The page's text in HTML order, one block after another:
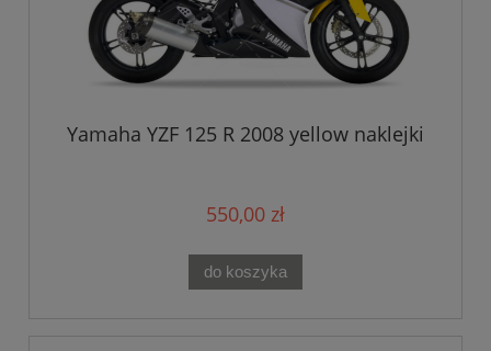
Yamaha YZF 125 R 2008 yellow naklejki
550,00 zł
do koszyka